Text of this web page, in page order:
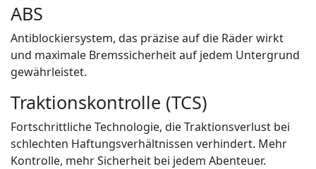
ABS
Antiblockiersystem, das präzise auf die Räder wirkt
und maximale Bremssicherheit auf jedem Untergrund
gewährleistet.
Traktionskontrolle (TCS)
Fortschrittliche Technologie, die Traktionsverlust bei
schlechten Haftungsverhältnissen verhindert. Mehr
Kontrolle, mehr Sicherheit bei jedem Abenteuer.